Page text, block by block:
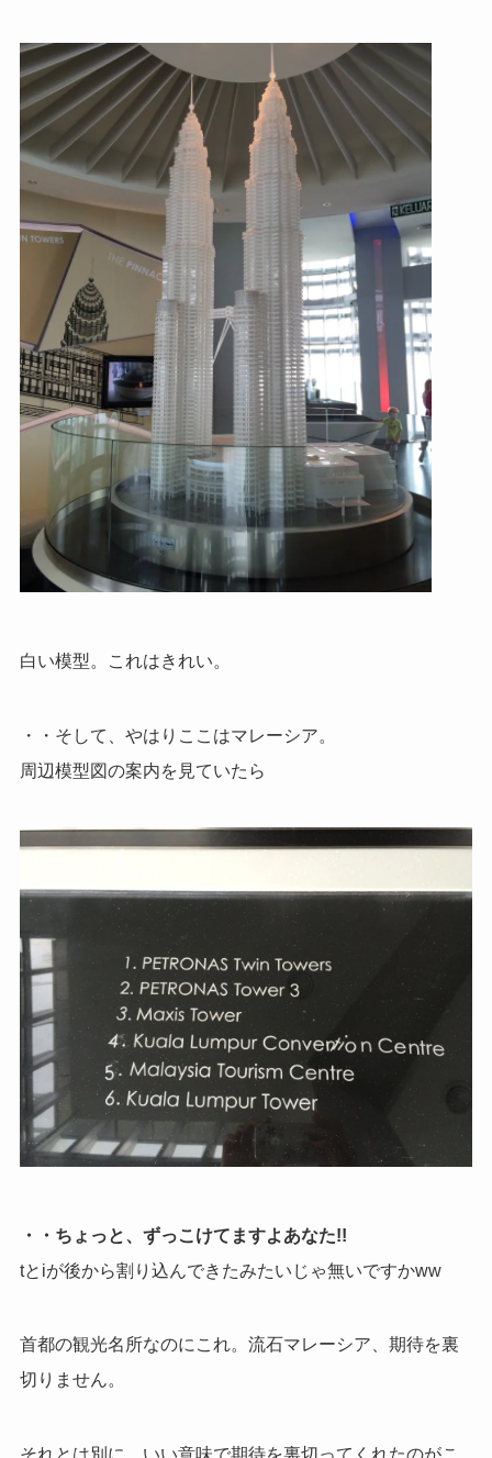
白い模型。これはきれい。
・・そして、やはりここはマレーシア。
周辺模型図の案内を見ていたら
・・ちょっと、ずっこけてますよあなた!!
tとiが後から割り込んできたみたいじゃ無いですかww
首都の観光名所なのにこれ。流石マレーシア、期待を裏
切りません。